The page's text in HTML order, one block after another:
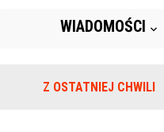
WIADOMOŚCI
Z OSTATNIEJ CHWILI
Na terenie